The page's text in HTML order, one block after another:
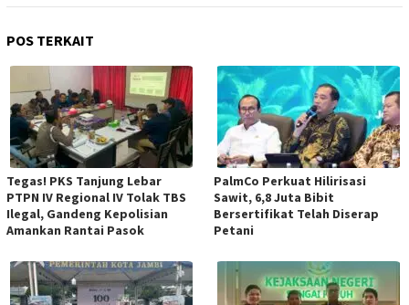
POS TERKAIT
Tegas! PKS Tanjung Lebar
PTPN IV Regional IV Tolak TBS
Ilegal, Gandeng Kepolisian
Amankan Rantai Pasok
PalmCo Perkuat Hilirisasi
Sawit, 6,8 Juta Bibit
Bersertifikat Telah Diserap
Petani